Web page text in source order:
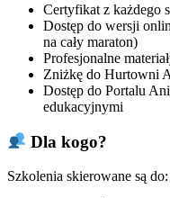
Certyfikat z każdego
Dostęp do wersji
na cały maraton)
Profesjonalne
Zniżkę do Hurtowni
Dostęp do Portalu
edukacyjnymi
Dla kogo?
Szkolenia skierowane są do: